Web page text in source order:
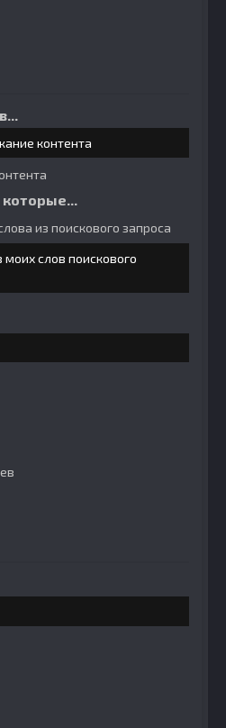
контента
которые...
из поискового запроса
моих слов поискового